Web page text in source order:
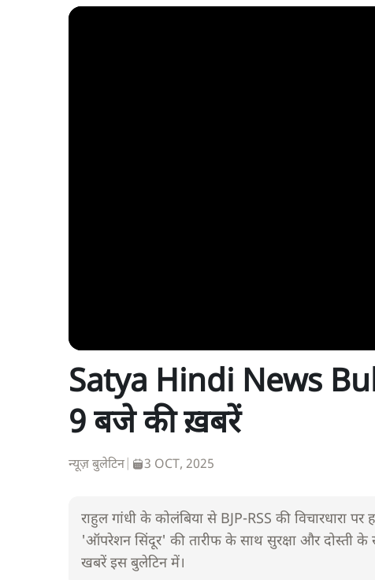
Satya Hindi News
9 बजे की ख़बरें
न्यूज़ बुलेटिन| 3 OCT, 2025
राहुल गांधी के कोलंबिया से BJP-RSS की विचारधारा
'ऑपरेशन सिंदूर' की तारीफ के साथ सुरक्षा और दोस्ती के
खबरें इस बुलेटिन में।